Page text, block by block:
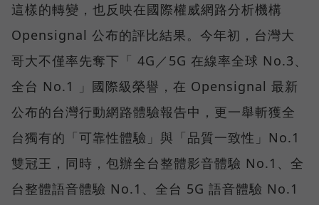
這樣的轉變，也反映在國際權威網路分析機構
Opensignal 公布的評比結果。今年初，台灣大
哥大不僅率先奪下「 4G／5G 在線率全球 No.3、
全台 No.1 」國際級榮譽，在 Opensignal 最新
公布的台灣行動網路體驗報告中，更一舉斬獲全
台獨有的「可靠性體驗」與「品質一致性」No.1
雙冠王，同時，包辦全台整體影音體驗 No.1、全
台整體語音體驗 No.1、全台 5G 語音體驗 No.1